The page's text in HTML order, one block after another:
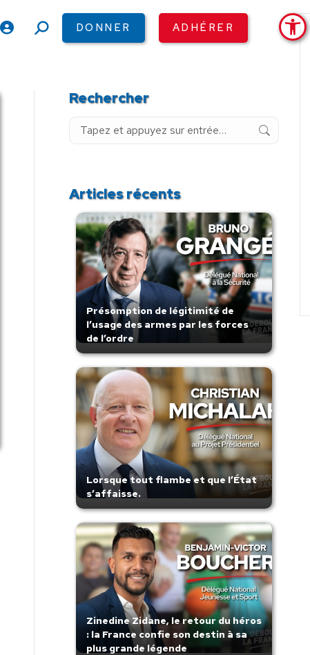
RechercheDONNER ADHÉRER
Rechercher
Recherche
Articles récents
Présomption de légitimité de
l’usage des armes par les forces
de l’ordre
Lorsque tout flambe et que l’État
s’affaisse.
Zinedine Zidane, le retour du héros
: la France confie son destin à sa
plus grande légende